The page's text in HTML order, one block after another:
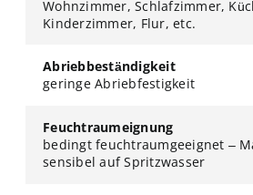
Wohnzimmer, Schlafzimmer,
Kinderzimmer, Flur, etc.
Abriebbeständigkeit
geringe Abriebfestigkeit
Feuchtraumeignung
bedingt feuchtraumgeeignet –
sensibel auf Spritzwasser